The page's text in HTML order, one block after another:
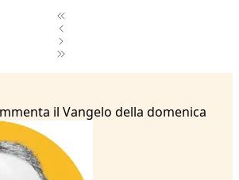
il Vangelo della domenica